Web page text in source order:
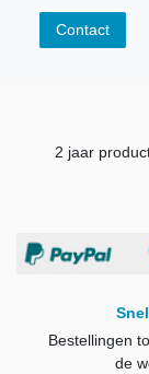
Contact
2 jaar
Bestellingen
de